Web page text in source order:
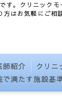
。クリニックモ
はお気軽にご相
師紹介 クリニ
満たす施設基